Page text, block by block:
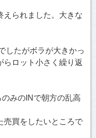
えられました。大きな
したがボラが大きかっ
らロット小さく繰り返
みのINで朝方の乱高
売買をしたいところで